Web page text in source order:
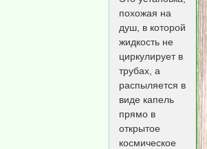
похожая на
душ, в которой
жидкость не
циркулирует в
трубах, а
распыляется в
виде капель
прямо в
открытое
космическое